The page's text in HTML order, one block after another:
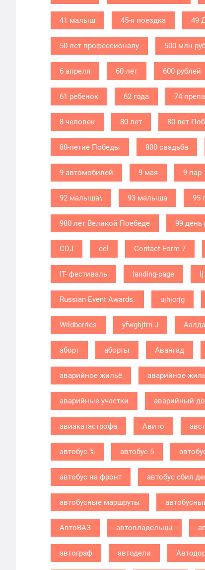
41 малыш 45-я поездка 49
50 лет профессионалу 500 млн
6 апреля 60 лет 600 рублей
61 ребенок 62 года 74
8 человек 80 лет 80 лет
80-летие Победы 800 свадьба
9 автомобилей 9 мая 9 пар
92 малыша\ 93 малыша 95
980 лет Великой Поебеде 99 день
CDJ cel Contact Form 7
IT- фестиваль landing-page lj
Russian Event Awards. ujhjcrjg
Wildberries yfwghjtrn J
аборт аборты Авангад
аварийное жильё аварийное
аварийные участки аварийный
авиакатастрофа Авито
автобус % автобус 5
автобус на фронт автобус сбил
автобусные маршруты
АвтоВАЗ автовладельцы
автограф автодели